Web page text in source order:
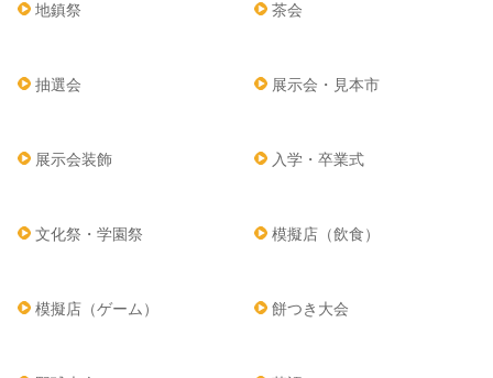
地鎮祭 茶会
抽選会 展示会・見本市
展示会装飾 入学・卒業式
文化祭・学園祭 模擬店（飲食）
模擬店（ゲーム） 餅つき大会